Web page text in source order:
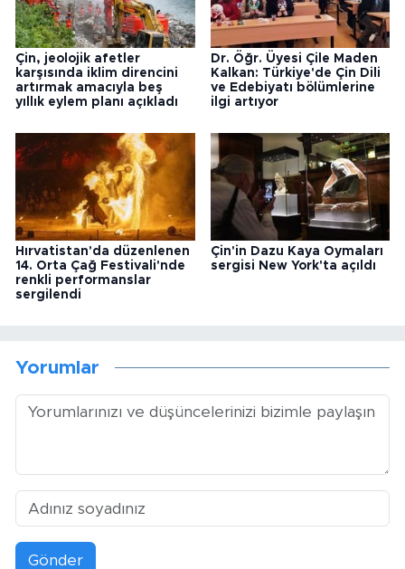
Çin, jeolojik afetler
karşısında iklim direncini
artırmak amacıyla beş
yıllık eylem planı açıkladı
Dr. Öğr. Üyesi Çile Maden
Kalkan: Türkiye'de Çin Dili
ve Edebiyatı bölümlerine
ilgi artıyor
Hırvatistan'da düzenlenen
14. Orta Çağ Festivali'nde
renkli performanslar
sergilendi
Çin'in Dazu Kaya Oymaları
sergisi New York'ta açıldı
Yorumlar
Gönder